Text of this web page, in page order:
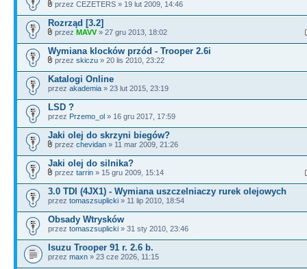
przez CEZETERS » 19 lut 2009, 14:46
Rozrząd [3.2]
przez MAVV» 27 gru 2013, 18:02
Wymiana klocków przód - Trooper 2.6i
przez skiczu » 20 lis 2010, 23:22
Katalogi Online
przez akademia » 23 lut 2015, 23:19
LSD ?
przez Przemo_ol » 16 gru 2017, 17:59
Jaki olej do skrzyni biegów?
przez chevidan » 11 mar 2009, 21:26
Jaki olej do silnika?
przez tarrin » 15 gru 2009, 15:14
3.0 TDI (4JX1) - Wymiana uszczelniaczy rurek olejowych
przez tomaszsuplicki » 11 lip 2010, 18:54
Obsady Wtrysków
przez tomaszsuplicki » 31 sty 2010, 23:46
Isuzu Trooper 91 r. 2.6 b.
przez maxn » 23 cze 2026, 11:15